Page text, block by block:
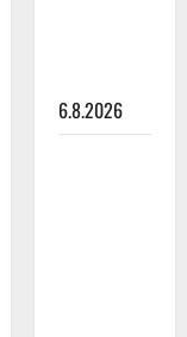
6.8.2026